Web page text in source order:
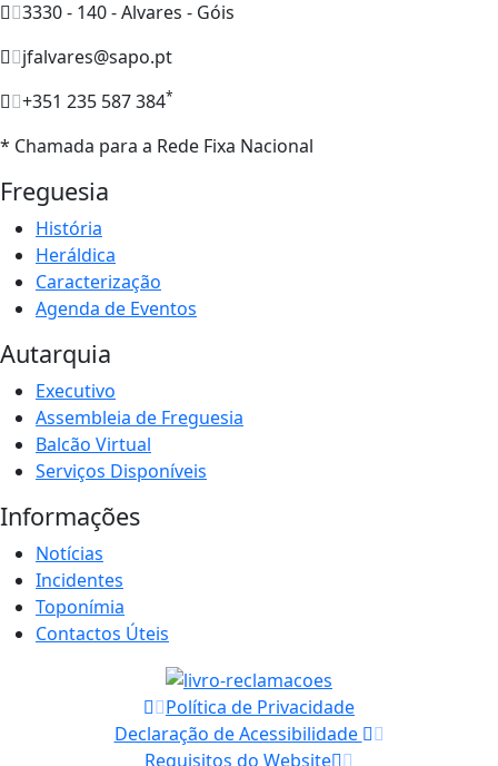
3330 - 140 - Alvares - Góis
jfalvares@sapo.pt
+351 235 587 384*
* Chamada para a Rede Fixa Nacional
Freguesia
História
Heráldica
Caracterização
Agenda de Eventos
Autarquia
Executivo
Assembleia de Freguesia
Balcão Virtual
Serviços Disponíveis
Informações
Notícias
Incidentes
Toponímia
Contactos Úteis
Política de Privacidade
Declaração de Acessibilidade
Requisitos do Website